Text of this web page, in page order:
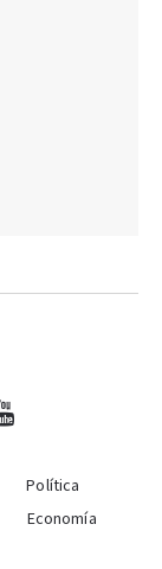
Política
Economía